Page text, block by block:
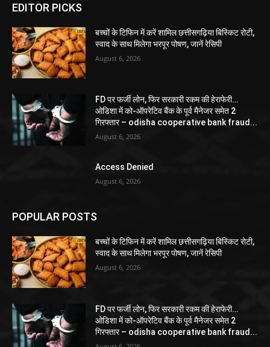
EDITOR PICKS
बच्चों के टिफिन में करें शामिल छत्तीसगढ़िया बिस्किट रोटी,
स्वाद के साथ मिलेगा भरपूर पोषण, जानें रेसिपी
August 6, 2026
FD पर फर्जी लोन, फिर सरकारी रकम की हेराफेरी…
ओडिशा में को-ऑपरेटिव बैंक के पूर्व मैनेजर समेत 2
गिरफ्तार – odisha cooperative bank fraud...
August 6, 2026
Access Denied
August 6, 2026
POPULAR POSTS
बच्चों के टिफिन में करें शामिल छत्तीसगढ़िया बिस्किट रोटी,
स्वाद के साथ मिलेगा भरपूर पोषण, जानें रेसिपी
August 6, 2026
FD पर फर्जी लोन, फिर सरकारी रकम की हेराफेरी…
ओडिशा में को-ऑपरेटिव बैंक के पूर्व मैनेजर समेत 2
गिरफ्तार – odisha cooperative bank fraud...